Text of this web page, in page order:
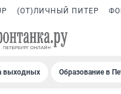
(ОТ)ЛИЧНЫЙ ПИТЕР
выходных Образование в